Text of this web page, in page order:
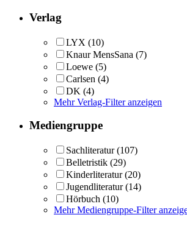
Verlag
LYX (10)
Knaur MensSana (7)
Loewe (5)
Carlsen (4)
DK (4)
Mehr Verlag-Filter anzeigen
Mediengruppe
Sachliteratur (107)
Belletristik (29)
Kinderliteratur (20)
Jugendliteratur (14)
Hörbuch (10)
Mehr Mediengruppe-Filter